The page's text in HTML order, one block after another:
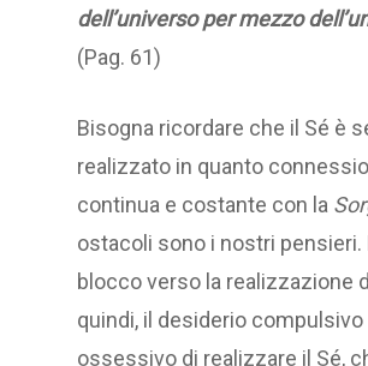
dell’universo per mezzo
(Pag. 61)
Bisogna ricordare che il Sé è
realizzato in quanto
continua e costante con la
ostacoli sono i nostri pensieri.
blocco verso la realizzazione
quindi, il desiderio compulsivo
ossessivo di realizzare il Sé,